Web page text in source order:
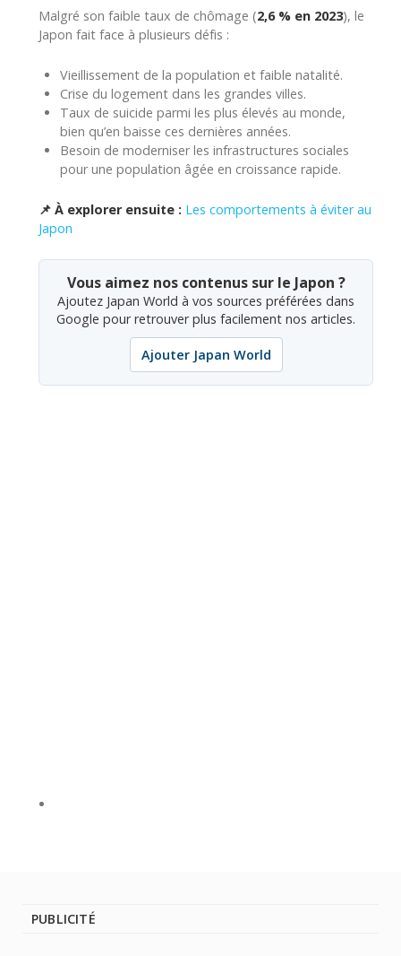
Malgré son faible taux de chômage (2,6 % en 2023), le
Japon fait face à plusieurs défis :
Vieillissement de la population et faible natalité.
Crise du logement dans les grandes villes.
Taux de suicide parmi les plus élevés au monde,
bien qu’en baisse ces dernières années.
Besoin de moderniser les infrastructures sociales
pour une population âgée en croissance rapide.
📌 À explorer ensuite : Les comportements à éviter au
Japon
Vous aimez nos contenus sur le Japon ?
Ajoutez Japan World à vos sources préférées dans
Google pour retrouver plus facilement nos articles.
Ajouter Japan World
PUBLICITÉ